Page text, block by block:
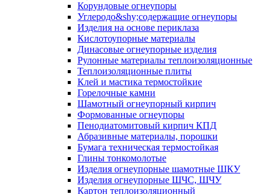
Корундовые огнеупоры
Углеродо&shy;содержащие огнеупоры
Изделия на основе периклаза
Кислотоупорные материалы
Динасовые огнеупорные изделия
Рулонные материалы теплоизоляционные
Тепло­изоляционные плиты
Клей и мастика термостойкие
Горелочные камни
Шамотный огнеупорный кирпич
Формованные огнеупоры
Пенодиатомитовый кирпич КПД
Абразивные материалы, порошки
Бумага техническая термостойкая
Глины тонкомолотые
Изделия огнеупорные шамотные ШКУ
Изделия огнеупорные ШЧС, ШЧУ
Картон теплоизоляционный